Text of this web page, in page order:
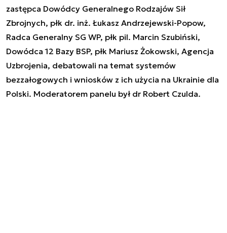
zastępca Dowódcy Generalnego Rodzajów Sił
Zbrojnych, płk dr. inż. Łukasz Andrzejewski-Popow,
Radca Generalny SG WP, płk pil. Marcin Szubiński,
Dowódca 12 Bazy BSP, płk Mariusz Żokowski, Agencja
Uzbrojenia, debatowali na temat systemów
bezzałogowych i wniosków z ich użycia na Ukrainie dla
Polski. Moderatorem panelu był dr Robert Czulda.